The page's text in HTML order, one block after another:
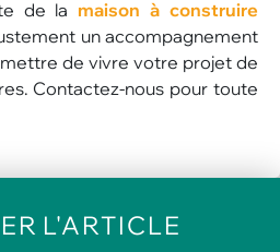
de la maison à construire
un accompagnement
de vivre votre projet de
Contactez-nous pour toute
L'ARTICLE